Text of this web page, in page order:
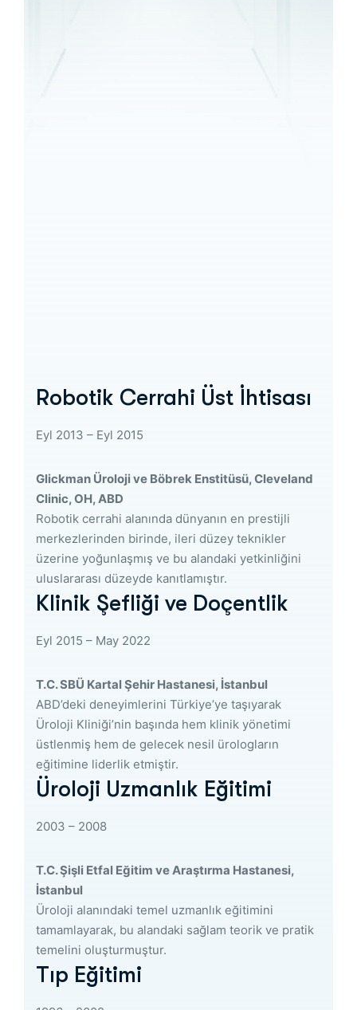
Robotik Cerrahi Üst İhtisası
Eyl 2013 – Eyl 2015
Glickman Üroloji ve Böbrek Enstitüsü, Cleveland
Clinic, OH, ABD
Robotik cerrahi alanında dünyanın en prestijli
merkezlerinden birinde, ileri düzey teknikler
üzerine yoğunlaşmış ve bu alandaki yetkinliğini
uluslararası düzeyde kanıtlamıştır.
Klinik Şefliği ve Doçentlik
Eyl 2015 – May 2022
T.C. SBÜ Kartal Şehir Hastanesi, İstanbul
ABD’deki deneyimlerini Türkiye’ye taşıyarak
Üroloji Kliniği’nin başında hem klinik yönetimi
üstlenmiş hem de gelecek nesil ürologların
eğitimine liderlik etmiştir.
Üroloji Uzmanlık Eğitimi
2003 – 2008
T.C. Şişli Etfal Eğitim ve Araştırma Hastanesi,
İstanbul
Üroloji alanındaki temel uzmanlık eğitimini
tamamlayarak, bu alandaki sağlam teorik ve pratik
temelini oluşturmuştur.
Tıp Eğitimi